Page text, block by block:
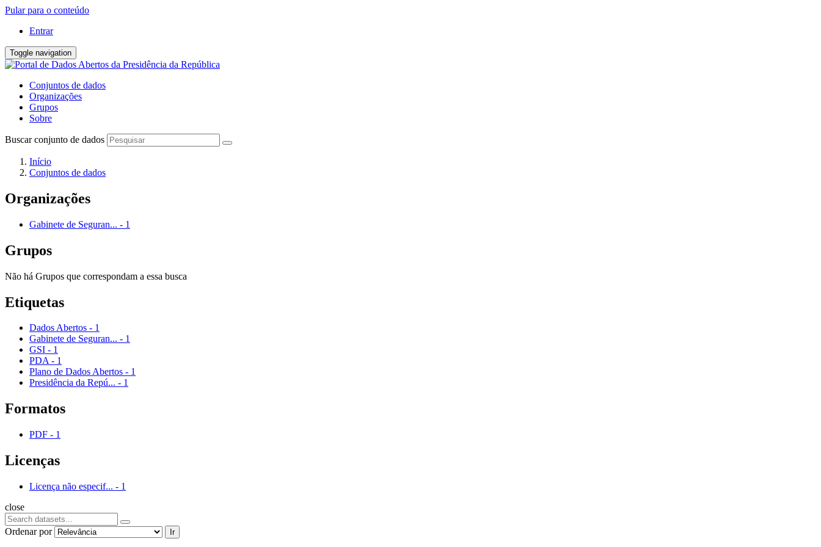
Pular para o conteúdo
Entrar
Toggle navigation
Conjuntos de dados
Organizações
Grupos
Sobre
Buscar conjunto de dados
Início
Conjuntos de dados
Organizações
Gabinete de Seguran... - 1
Grupos
Não há Grupos que correspondam a essa busca
Etiquetas
Dados Abertos - 1
Gabinete de Seguran... - 1
GSI - 1
PDA - 1
Plano de Dados Abertos - 1
Presidência da Repú... - 1
Formatos
PDF - 1
Licenças
Licença não especif... - 1
close
Ordenar por Ir